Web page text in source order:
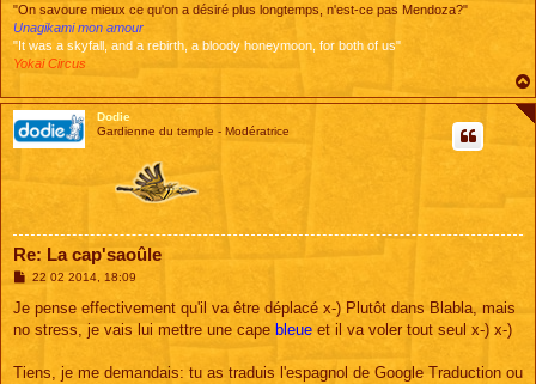
"On savoure mieux ce qu'on a désiré plus longtemps, n'est-ce pas Mendoza?"
Unagikami mon amour
"It was a skyfall, and a rebirth, a bloody honeymoon, for both of us"
Yokai Circus
Dodie
Gardienne du temple - Modératrice
Re: La cap'saoûle
M
s
a
22 02 2014, 18:09
Je pense effectivement qu'il va être déplacé x-) Plutôt dans Blabla, mais
no stress, je vais lui mettre une cape bleue et il va voler tout seul x-) x-)
Tiens, je me demandais: tu as traduis l'espagnol de Google Traduction ou